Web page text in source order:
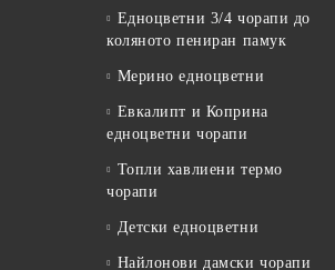
Едноцветни 3/4 чорапи до
коляното пениран памук
Мерино едноцветни
Евкалипт и Коприна
едноцветни чорапи
Топли хавлиени термо
чорапи
Детски едноцветни
Найлонови дамски чорапи